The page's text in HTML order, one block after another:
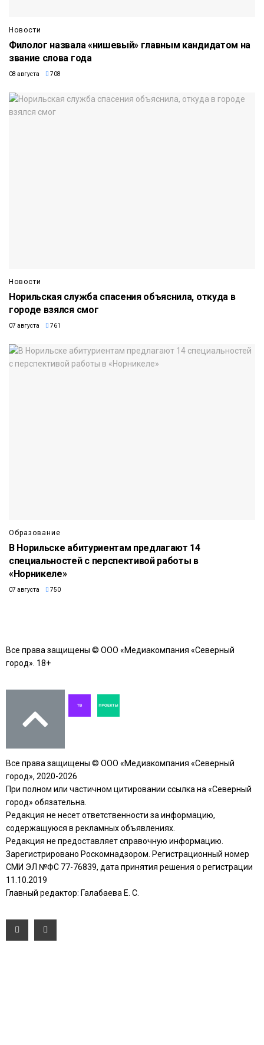
Новости
Филолог назвала «нишевый» главным кандидатом на
звание слова года
08 августа 708
Новости
Норильская служба спасения объяснила, откуда в
городе взялся смог
07 августа 761
Образование
В Норильске абитуриентам предлагают 14
специальностей с перспективой работы в
«Норникеле»
07 августа 750
Все права защищены © ООО «Медиакомпания «Северный
город». 18+
Все права защищены © ООО «Медиакомпания «Северный
город», 2020-2026
При полном или частичном цитировании ссылка на «Северный
город» обязательна.
Редакция не несет ответственности за информацию,
содержащуюся в рекламных объявлениях.
Редакция не предоставляет справочную информацию.
Зарегистрировано Роскомнадзором. Регистрационный номер
СМИ ЭЛ №ФС 77-76839, дата принятия решения о регистрации
11.10.2019
Главный редактор: Галабаева Е. С.